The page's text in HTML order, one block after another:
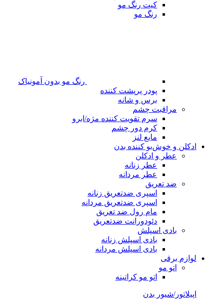
کیت رنگ مو
رنگ مو
رنگ مو بدون آمونیاک
پودر پرپشت کننده
برس و شانه
مراقبت چشم
سرم تقویت کننده مژه/ابرو
کرم دور چشم
مایع لنز
ادکلن و خوش‌بو کننده بدن
عطر و ادکلن
عطر زنانه
عطر مردانه
ضد تعریق
اسپری ضدتعریق زنانه
اسپری ضدتعریق مردانه
مام رول ضد تعریق
دئودورانت ضدتعریق
بادی اسپلش
بادی اسپلش زنانه
بادی اسپلش مردانه
لوازم برقی
اتو مو
اتو مو کراتینه
اپیلاتور/شیور بدن